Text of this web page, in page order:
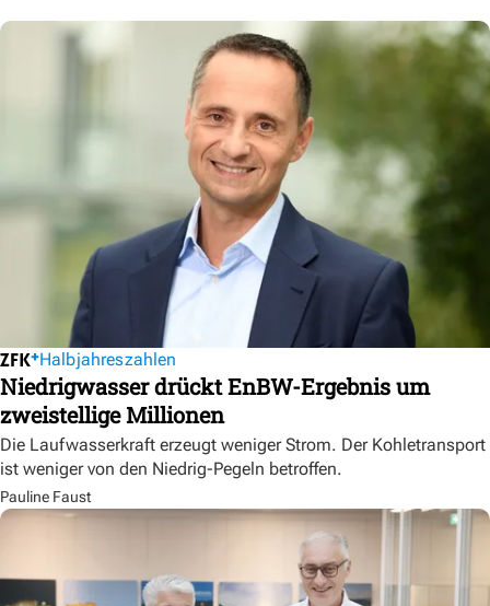
Halbjahreszahlen
Niedrigwasser drückt EnBW-Ergebnis um
zweistellige Millionen
Die Laufwasserkraft erzeugt weniger Strom. Der Kohletransport
ist weniger von den Niedrig-Pegeln betroffen.
Pauline Faust